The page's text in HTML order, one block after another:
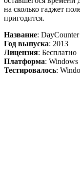
на сколько гаджет
пригодится.
Название: DayCounter
Год выпуска: 2013
Лицензия: Бесплатно
Платформа:
Тестировалось: